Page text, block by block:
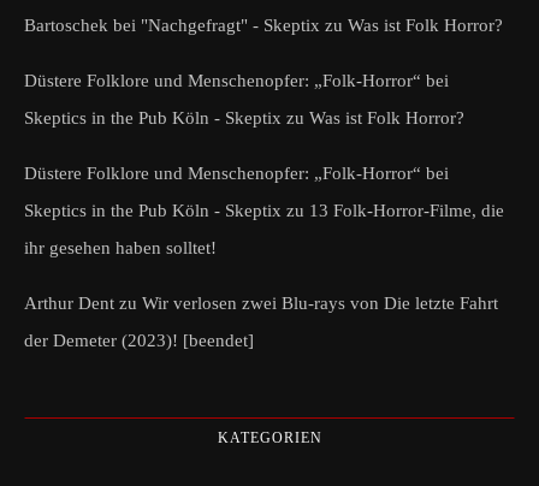
Bartoschek bei "Nachgefragt" - Skeptix zu Was ist Folk Horror?
Düstere Folklore und Menschenopfer: „Folk-Horror“ bei
Skeptics in the Pub Köln - Skeptix zu Was ist Folk Horror?
Düstere Folklore und Menschenopfer: „Folk-Horror“ bei
Skeptics in the Pub Köln - Skeptix zu 13 Folk-Horror-Filme, die
ihr gesehen haben solltet!
Arthur Dent zu Wir verlosen zwei Blu-rays von Die letzte Fahrt
der Demeter (2023)! [beendet]
KATEGORIEN